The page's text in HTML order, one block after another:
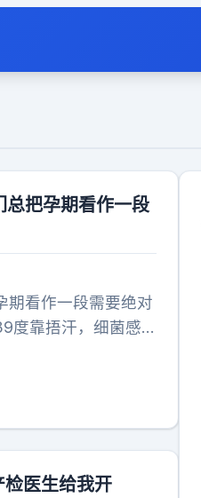
总把孕期看作一段
期看作一段需要绝对
度靠捂汗，细菌感
学上早有定论：孕
抗生素的风险大得
而非证实了毒性。当
保护的胎儿，其实正
而是学会在产科医
医生给我开